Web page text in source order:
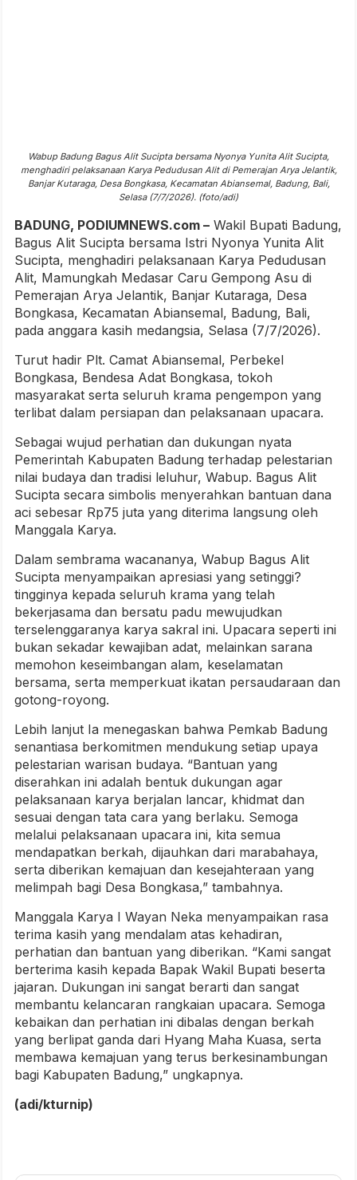
Wabup Badung Bagus Alit Sucipta bersama Nyonya Yunita Alit Sucipta,
menghadiri pelaksanaan Karya Pedudusan Alit di Pemerajan Arya Jelantik,
Banjar Kutaraga, Desa Bongkasa, Kecamatan Abiansemal, Badung, Bali,
Selasa (7/7/2026). (foto/adi)
BADUNG, PODIUMNEWS.com – Wakil Bupati Badung,
Bagus Alit Sucipta bersama Istri Nyonya Yunita Alit
Sucipta, menghadiri pelaksanaan Karya Pedudusan
Alit, Mamungkah Medasar Caru Gempong Asu di
Pemerajan Arya Jelantik, Banjar Kutaraga, Desa
Bongkasa, Kecamatan Abiansemal, Badung, Bali,
pada anggara kasih medangsia, Selasa (7/7/2026).
Turut hadir Plt. Camat Abiansemal, Perbekel
Bongkasa, Bendesa Adat Bongkasa, tokoh
masyarakat serta seluruh krama pengempon yang
terlibat dalam persiapan dan pelaksanaan upacara.
Sebagai wujud perhatian dan dukungan nyata
Pemerintah Kabupaten Badung terhadap pelestarian
nilai budaya dan tradisi leluhur, Wabup. Bagus Alit
Sucipta secara simbolis menyerahkan bantuan dana
aci sebesar Rp75 juta yang diterima langsung oleh
Manggala Karya.
Dalam sembrama wacananya, Wabup Bagus Alit
Sucipta menyampaikan apresiasi yang setinggi?
tingginya kepada seluruh krama yang telah
bekerjasama dan bersatu padu mewujudkan
terselenggaranya karya sakral ini. Upacara seperti ini
bukan sekadar kewajiban adat, melainkan sarana
memohon keseimbangan alam, keselamatan
bersama, serta memperkuat ikatan persaudaraan dan
gotong-royong.
Lebih lanjut Ia menegaskan bahwa Pemkab Badung
senantiasa berkomitmen mendukung setiap upaya
pelestarian warisan budaya. “Bantuan yang
diserahkan ini adalah bentuk dukungan agar
pelaksanaan karya berjalan lancar, khidmat dan
sesuai dengan tata cara yang berlaku. Semoga
melalui pelaksanaan upacara ini, kita semua
mendapatkan berkah, dijauhkan dari marabahaya,
serta diberikan kemajuan dan kesejahteraan yang
melimpah bagi Desa Bongkasa,” tambahnya.
Manggala Karya I Wayan Neka menyampaikan rasa
terima kasih yang mendalam atas kehadiran,
perhatian dan bantuan yang diberikan. “Kami sangat
berterima kasih kepada Bapak Wakil Bupati beserta
jajaran. Dukungan ini sangat berarti dan sangat
membantu kelancaran rangkaian upacara. Semoga
kebaikan dan perhatian ini dibalas dengan berkah
yang berlipat ganda dari Hyang Maha Kuasa, serta
membawa kemajuan yang terus berkesinambungan
bagi Kabupaten Badung,” ungkapnya.
(adi/kturnip)